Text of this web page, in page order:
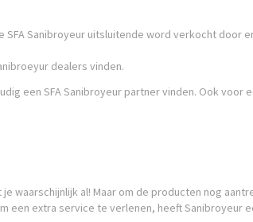
SFA Sanibroyeur uitsluitende word verkocht door
dealers vinden.
een SFA Sanibroyeur partner vinden. Ook
waarschijnlijk al! Maar om de producten nog
een extra service te verlenen, heeft Sanibroyeur